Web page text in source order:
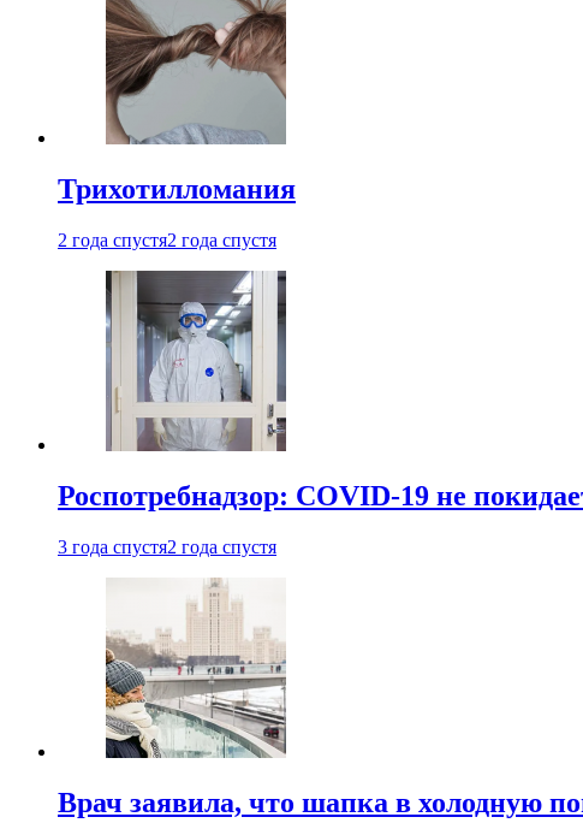
Трихотилломания
2 года спустя2 года спустя
Роспотребнадзор: COVID-19 не
3 года спустя2 года спустя
Врач заявила, что шапка в холодную